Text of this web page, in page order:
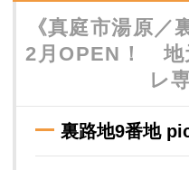
《真庭市湯原／
2月OPEN！ 地
レ
裏路地9番地